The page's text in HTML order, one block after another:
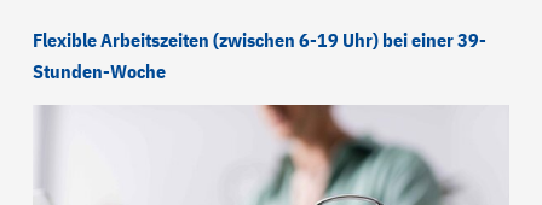
Flexible Arbeitszeiten (zwischen 6-19 Uhr) bei einer 39-
Stunden-Woche